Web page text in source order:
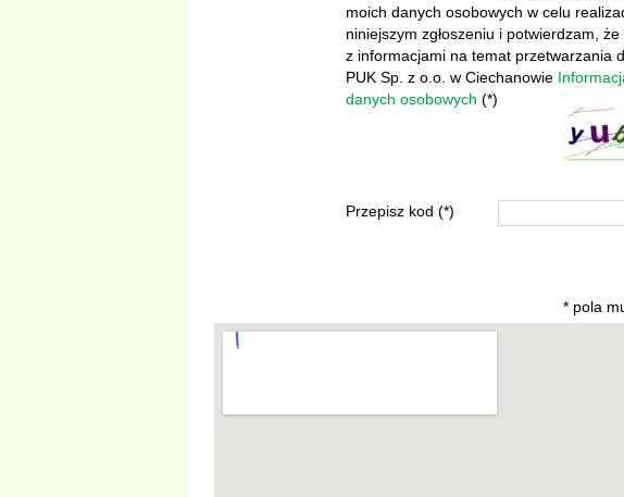
moich danych osobowych w celu
niniejszym zgłoszeniu i potwierdzam,
z informacjami na temat przetwarzania
PUK Sp. z o.o. w Ciechanowie
danych osobowych (*)
Przepisz kod (*)
* pola